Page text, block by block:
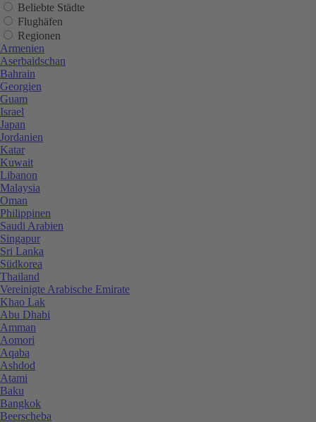
Beliebte Städte
Flughäfen
Regionen
Armenien
Aserbaidschan
Bahrain
Georgien
Guam
Israel
Japan
Jordanien
Katar
Kuwait
Libanon
Malaysia
Oman
Philippinen
Saudi Arabien
Singapur
Sri Lanka
Südkorea
Thailand
Vereinigte Arabische Emirate
Khao Lak
Abu Dhabi
Amman
Aomori
Aqaba
Ashdod
Atami
Baku
Bangkok
Beerscheba